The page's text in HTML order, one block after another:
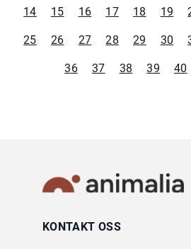
14 15 16 17 18 19
25 26 27 28 29 30
36 37 38 39 40
KONTAKT OSS